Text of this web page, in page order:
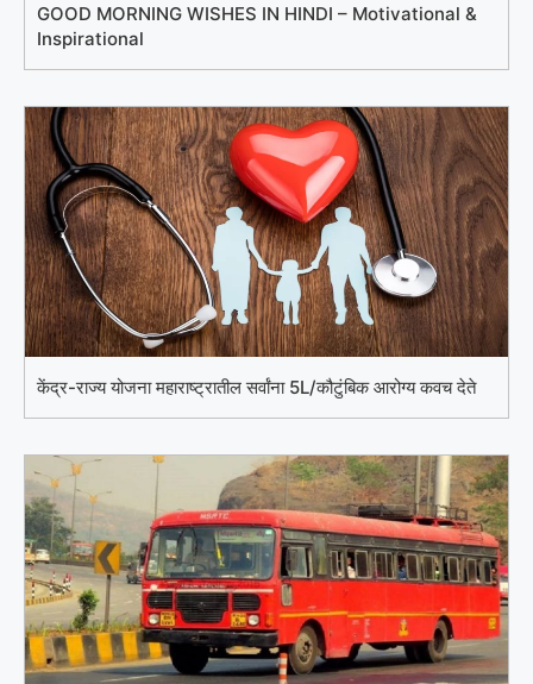
GOOD MORNING WISHES IN HINDI – Motivational &
Inspirational
केंद्र-राज्य योजना महाराष्ट्रातील सर्वांना 5L/कौटुंबिक आरोग्य कवच देते